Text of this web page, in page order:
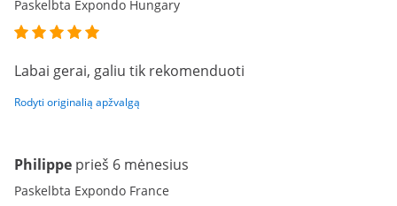
Paskelbta Expondo Hungary
Labai gerai, galiu tik rekomenduoti
Rodyti originalią apžvalgą
Philippe prieš 6 mėnesius
Paskelbta Expondo France